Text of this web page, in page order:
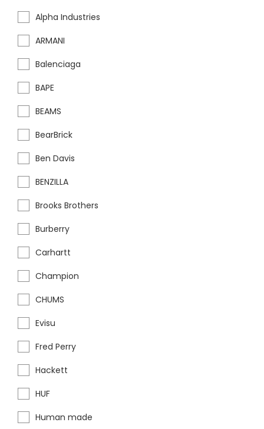
Alpha Industries
ARMANI
Balenciaga
BAPE
BEAMS
BearBrick
Ben Davis
BENZILLA
Brooks Brothers
Burberry
Carhartt
Champion
CHUMS
Evisu
Fred Perry
Hackett
HUF
Human made